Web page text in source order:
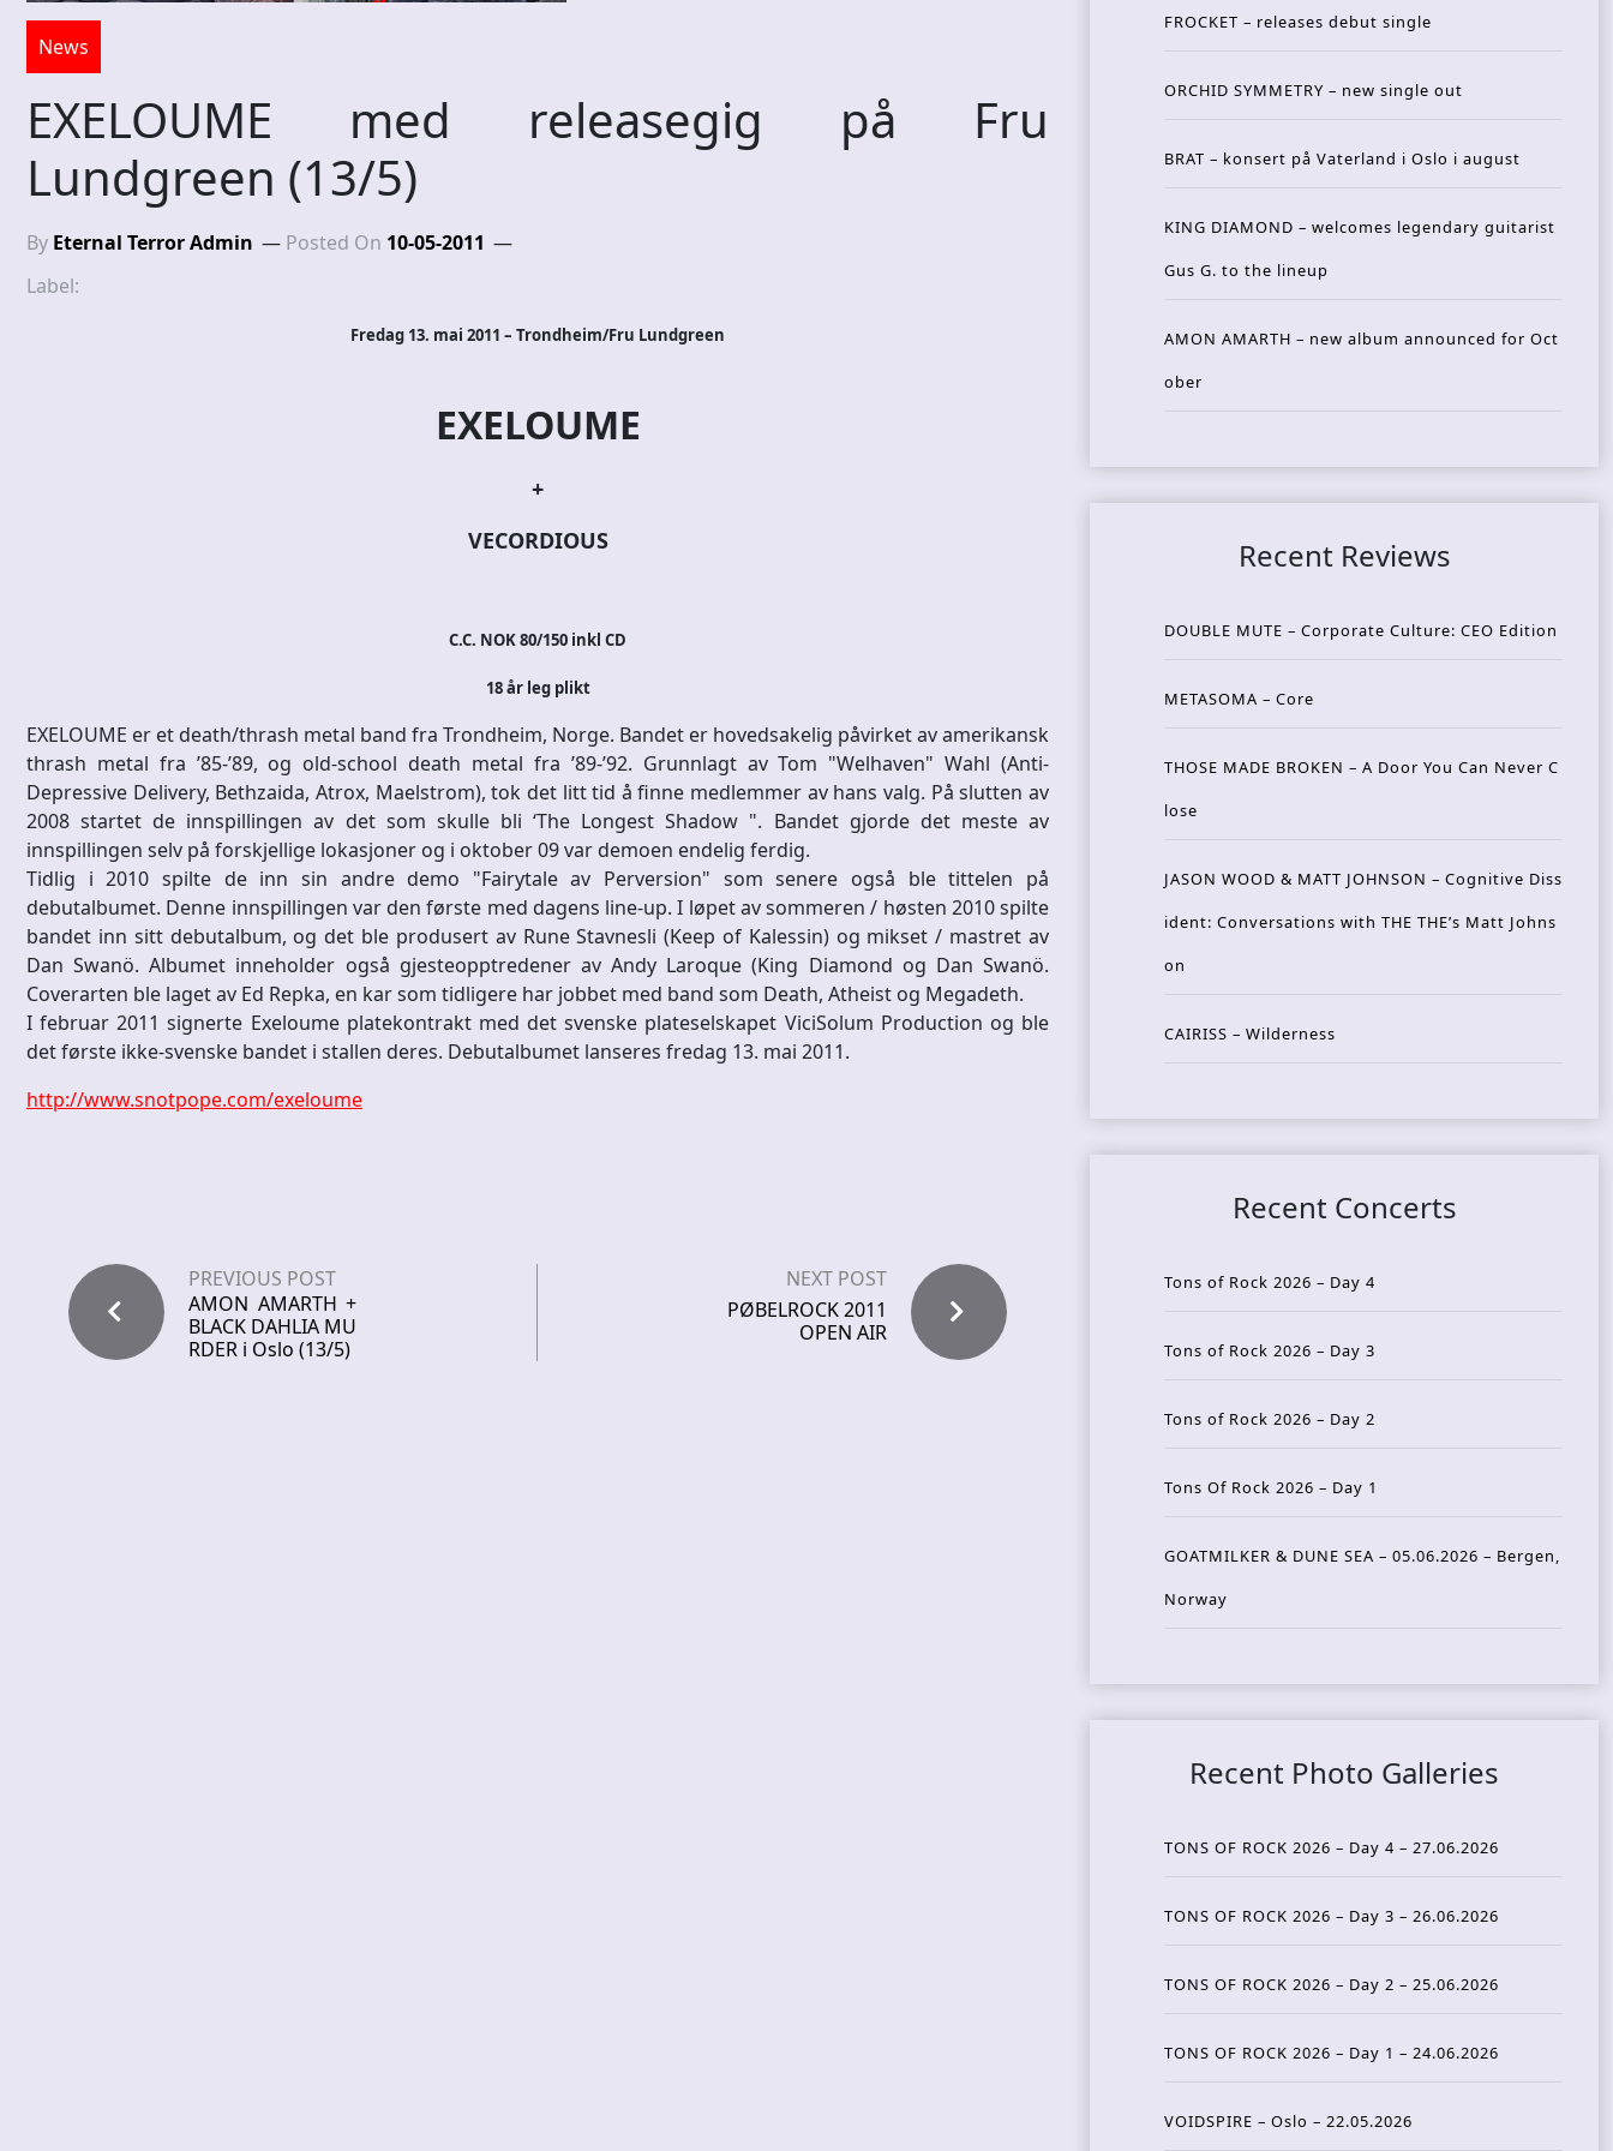
News
EXELOUME med releasegig på Fru
Lundgreen (13/5)
By Eternal Terror Admin Posted On 10-05-2011
Label:
Fredag 13. mai 2011 – Trondheim/Fru Lundgreen
EXELOUME
+
VECORDIOUS
C.C. NOK 80/150 inkl CD
18 år leg plikt
EXELOUME er et death/thrash metal band fra Trondheim, Norge. Bandet er hovedsakelig påvirket av amerikansk
thrash metal fra ’85-’89, og old-school death metal fra ’89-’92. Grunnlagt av Tom "Welhaven" Wahl (Anti-
Depressive Delivery, Bethzaida, Atrox, Maelstrom), tok det litt tid å finne medlemmer av hans valg. På slutten av
2008 startet de innspillingen av det som skulle bli ‘The Longest Shadow ". Bandet gjorde det meste av
innspillingen selv på forskjellige lokasjoner og i oktober 09 var demoen endelig ferdig.
Tidlig i 2010 spilte de inn sin andre demo "Fairytale av Perversion" som senere også ble tittelen på
debutalbumet. Denne innspillingen var den første med dagens line-up. I løpet av sommeren / høsten 2010 spilte
bandet inn sitt debutalbum, og det ble produsert av Rune Stavnesli (Keep of Kalessin) og mikset / mastret av
Dan Swanö. Albumet inneholder også gjesteopptredener av Andy Laroque (King Diamond og Dan Swanö.
Coverarten ble laget av Ed Repka, en kar som tidligere har jobbet med band som Death, Atheist og Megadeth.
I februar 2011 signerte Exeloume platekontrakt med det svenske plateselskapet ViciSolum Production og ble
det første ikke-svenske bandet i stallen deres. Debutalbumet lanseres fredag ​​13. mai 2011.
http://www.snotpope.com/exeloume
PREVIOUS POST
AMON AMARTH +
BLACK DAHLIA MU
RDER i Oslo (13/5)
NEXT POST
PØBELROCK 2011
OPEN AIR
FROCKET – releases debut single
ORCHID SYMMETRY – new single out
BRAT – konsert på Vaterland i Oslo i august
KING DIAMOND – welcomes legendary guitarist
Gus G. to the lineup
AMON AMARTH – new album announced for Oct
ober
Recent Reviews
DOUBLE MUTE – Corporate Culture: CEO Edition
METASOMA – Core
THOSE MADE BROKEN – A Door You Can Never C
lose
JASON WOOD & MATT JOHNSON – Cognitive Diss
ident: Conversations with THE THE’s Matt Johns
on
CAIRISS – Wilderness
Recent Concerts
Tons of Rock 2026 – Day 4
Tons of Rock 2026 – Day 3
Tons of Rock 2026 – Day 2
Tons Of Rock 2026 – Day 1
GOATMILKER & DUNE SEA – 05.06.2026 – Bergen,
Norway
Recent Photo Galleries
TONS OF ROCK 2026 – Day 4 – 27.06.2026
TONS OF ROCK 2026 – Day 3 – 26.06.2026
TONS OF ROCK 2026 – Day 2 – 25.06.2026
TONS OF ROCK 2026 – Day 1 – 24.06.2026
VOIDSPIRE – Oslo – 22.05.2026